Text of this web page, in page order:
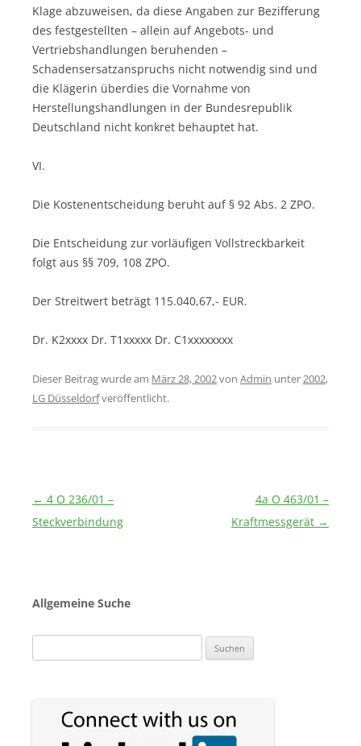
Klage abzuweisen, da diese Angaben zur Bezifferung
des festgestellten – allein auf Angebots- und
Vertriebshandlungen beruhenden –
Schadensersatzanspruchs nicht notwendig sind und
die Klägerin überdies die Vornahme von
Herstellungshandlungen in der Bundesrepublik
Deutschland nicht konkret behauptet hat.
VI.
Die Kostenentscheidung beruht auf § 92 Abs. 2 ZPO.
Die Entscheidung zur vorläufigen Vollstreckbarkeit
folgt aus §§ 709, 108 ZPO.
Der Streitwert beträgt 115.040,67,- EUR.
Dr. K2xxxx Dr. T1xxxxx Dr. C1xxxxxxxx
Dieser Beitrag wurde am März 28, 2002von Admin unter 2002,
LG Düsseldorfveröffentlicht.
Beitragsnavigation
← 4 O 236/01 –
Steckverbindung
4a O 463/01 –
Kraftmessgerät →
Allgemeine Suche
nach: